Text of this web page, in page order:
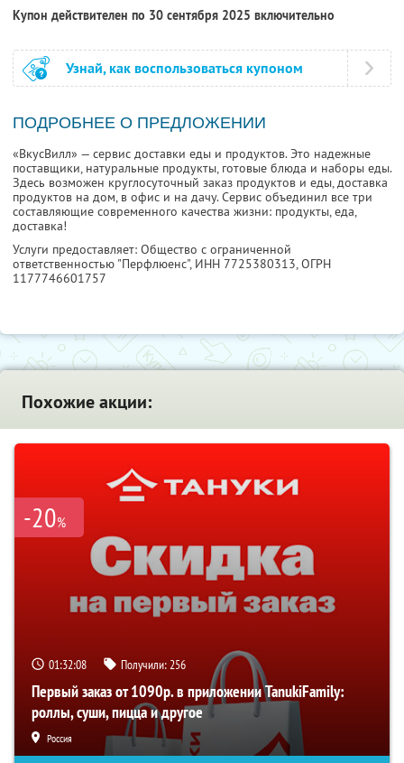
Купон действителен по 30 сентября 2025 включительно
Узнай, как воспользоваться купоном
ПОДРОБНЕЕ О ПРЕДЛОЖЕНИИ
«ВкусВилл» — сервис доставки еды и продуктов. Это надежные
поставщики, натуральные продукты, готовые блюда и наборы еды.
Здесь возможен круглосуточный заказ продуктов и еды, доставка
продуктов на дом, в офис и на дачу. Сервис объединил все три
составляющие современного качества жизни: продукты, еда,
доставка!
Услуги предоставляет: Общество с ограниченной
ответственностью "Перфлюенс", ИНН 7725380313, ОГРН
1177746601757
Похожие акции:
-20%
01:32:08 Получили:256
Первый заказ от 1090р. в приложении TanukiFamily:
роллы, суши, пицца и другое
Россия